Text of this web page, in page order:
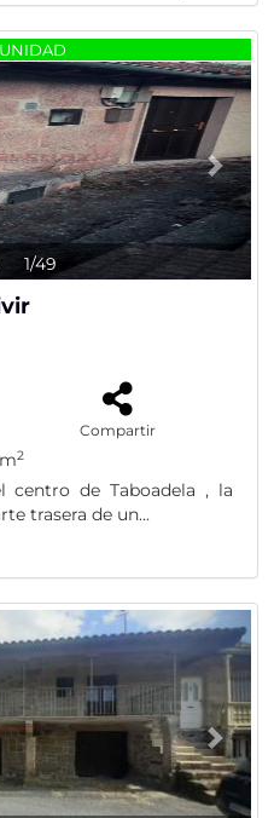
1/49
Compartir
2
centro de Taboadela , la
trasera de un...